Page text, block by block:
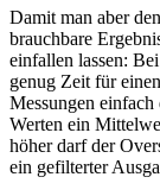
Damit man aber
brauchbare
einfallen lassen:
genug Zeit für
Messungen einfach
Werten ein
höher darf der
ein gefilterter